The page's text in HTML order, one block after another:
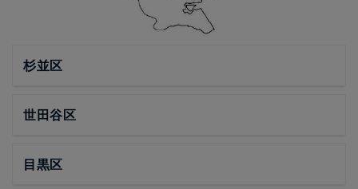
杉並区
世田谷区
目黒区